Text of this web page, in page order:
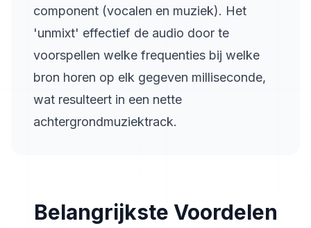
component (vocalen en muziek). Het
'unmixt' effectief de audio door te
voorspellen welke frequenties bij welke
bron horen op elk gegeven milliseconde,
wat resulteert in een nette
achtergrondmuziektrack.
Belangrijkste Voordelen